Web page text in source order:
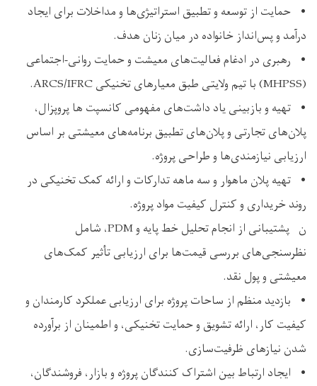
• حمایت از توسعه و تطبیق استراتیژی‌ها و مداخلات برای ایجاد
درآمد و پس‌انداز خانواده در میان زنان هدف.
• رهبری در ادغام فعالیت‌های معیشت و حمایت روانی-اجتماعی
(MHPSS) با تیم ولایتی طبق معیارهای تخنیکی ARCS/IFRC.
• تهیه و بازبینی یاد داشت‌های مفهومی کانسپت ها پروپزال،
پلان‌های تجارتی و پلان‌های تطبیق برنامه‌های معیشتی بر اساس
ارزیابی نیازمندی‌ها و طراحی پروژه.
• تهیه پلان ماهوار و سه‌ ماهه تدارکات و ارائه کمک تخنیکی در
روند خریداری و کنترل کیفیت مواد پروژه.
ن پشتیبانی از انجام تحلیل خط پایه و PDM، شامل
نظرسنجی‌های بررسی قیمت‌ها برای ارزیابی تأثیر کمک‌های
معیشتی و پول نقد.
• بازدید منظم از ساحات پروژه برای ارزیابی عملکرد کارمندان و
کیفیت کار، ارائه تشویق و حمایت تخنیکی، و اطمینان از برآورده
‌شدن نیازهای ظرفیت‌سازی.
• ایجاد ارتباط بین اشتراک ‌کنندگان پروژه و بازار، فروشندگان،